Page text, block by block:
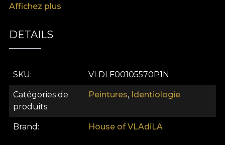
invite à l'interprétation et anime la conversation
personnes qui apprécient la sophistication
artistique et la narration à plusieurs niveaux.
Affichez plus
DETAILS
SKU VLDLF00105570P1N
Catégories de
produits
Peintures, Identiologie
Brand House of VLAdiLA